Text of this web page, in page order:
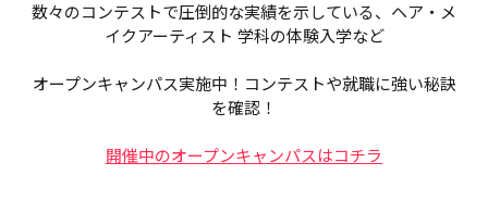
数々のコンテストで圧倒的な実績を示している、ヘア・メ
イクアーティスト 学科の体験入学など
オープンキャンパス実施中！コンテストや就職に強い秘訣
を確認！
開催中のオープンキャンパスはコチラ